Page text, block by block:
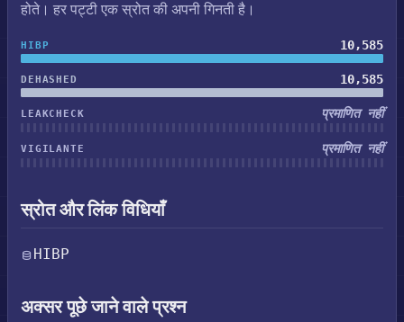
होते। हर पट्टी एक स्रोत की अपनी गिनती है।
HIBP 10,585
DEHASHED 10,585
LEAKCHECK प्रमाणित नहीं
VIGILANTE प्रमाणित नहीं
स्रोत और लिंक विधियाँ
HIBP
अक्सर पूछे जाने वाले प्रश्न